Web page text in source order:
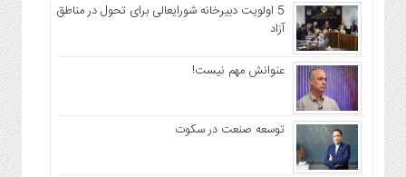
5 اولویت دبیرخانه شورایعالی برای تحول در مناطق
آزاد
عنوانش مهم نیست!
توسعه صنعت در سکوت